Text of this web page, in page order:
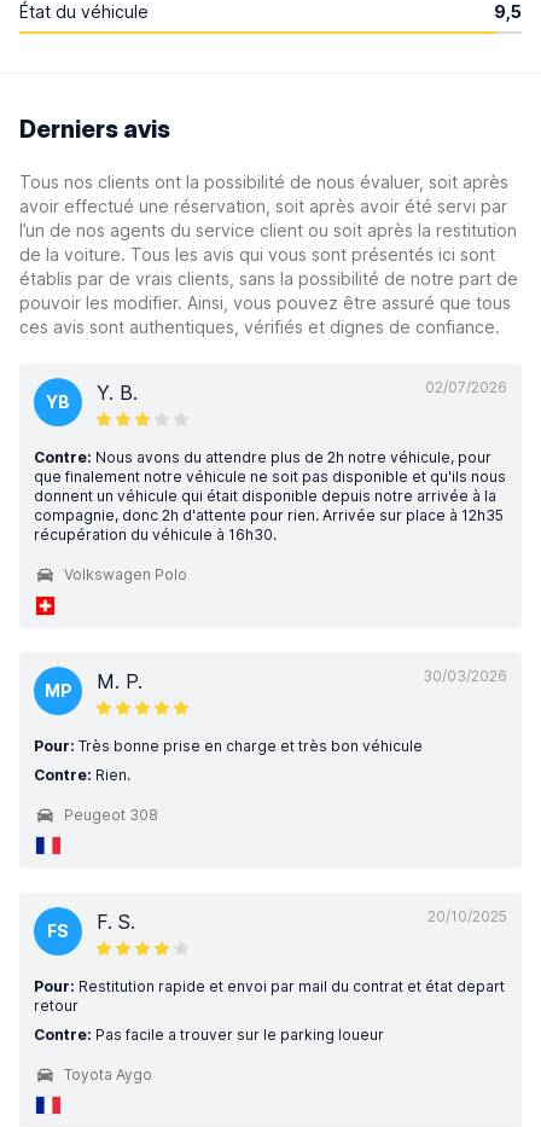
État du véhicule 9,5
Derniers avis
Tous nos clients ont la possibilité de nous évaluer, soit après
avoir effectué une réservation, soit après avoir été servi par
l’un de nos agents du service client ou soit après la restitution
de la voiture. Tous les avis qui vous sont présentés ici sont
établis par de vrais clients, sans la possibilité de notre part de
pouvoir les modifier. Ainsi, vous pouvez être assuré que tous
ces avis sont authentiques, vérifiés et dignes de confiance.
02/07/2026
YB Y. B.
Contre: Nous avons du attendre plus de 2h notre véhicule, pour
que finalement notre véhicule ne soit pas disponible et qu'ils nous
donnent un véhicule qui était disponible depuis notre arrivée à la
compagnie, donc 2h d'attente pour rien. Arrivée sur place à 12h35
récupération du véhicule à 16h30.
Volkswagen Polo
30/03/2026
MP M. P.
Pour: Très bonne prise en charge et très bon véhicule
Contre: Rien.
Peugeot 308
20/10/2025
FS F. S.
Pour: Restitution rapide et envoi par mail du contrat et état depart
retour
Contre: Pas facile a trouver sur le parking loueur
Toyota Aygo